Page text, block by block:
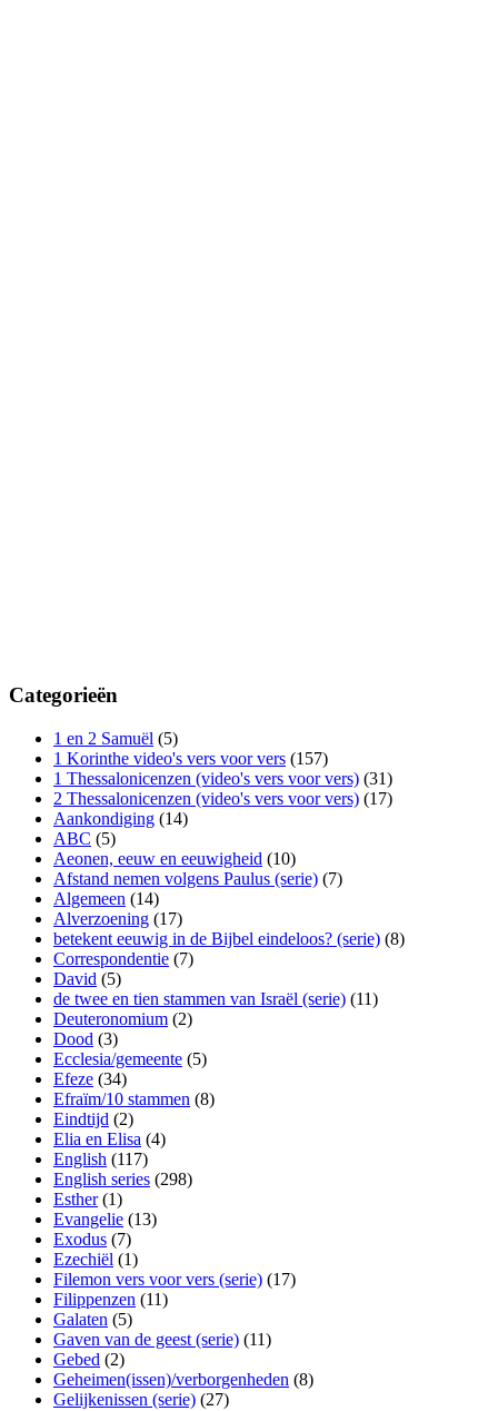
Categorieën
1 en 2 Samuël (5)
1 Korinthe video's vers voor vers (157)
1 Thessalonicenzen (video's vers voor vers) (31)
2 Thessalonicenzen (video's vers voor vers) (17)
Aankondiging (14)
ABC (5)
Aeonen, eeuw en eeuwigheid (10)
Afstand nemen volgens Paulus (serie) (7)
Algemeen (14)
Alverzoening (17)
betekent eeuwig in de Bijbel eindeloos? (serie) (8)
Correspondentie (7)
David (5)
de twee en tien stammen van Israël (serie) (11)
Deuteronomium (2)
Dood (3)
Ecclesia/gemeente (5)
Efeze (34)
Efraïm/10 stammen (8)
Eindtijd (2)
Elia en Elisa (4)
English (117)
English series (298)
Esther(1)
Evangelie (13)
Exodus (7)
Ezechiël (1)
Filemon vers voor vers (serie) (17)
Filippenzen (11)
Galaten (5)
Gaven van de geest (serie) (11)
Gebed (2)
Geheimen(issen)/verborgenheden (8)
Gelijkenissen (serie) (27)